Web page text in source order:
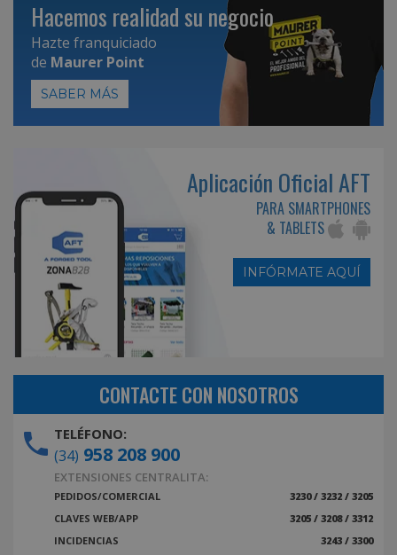
Hacemos realidad su negocio
Hazte franquiciado
de Maurer Point
SABER MÁS
Aplicación Oficial AFT
PARA SMARTPHONES
& TABLETS
INFÓRMATE AQUÍ
CONTACTE CON NOSOTROS
TELÉFONO:
(34) 958 208 900
EXTENSIONES CENTRALITA:
PEDIDOS/COMERCIAL
3230 / 3232 / 3205
CLAVES WEB/APP
3205 / 3208 / 3312
INCIDENCIAS
3243 / 3300